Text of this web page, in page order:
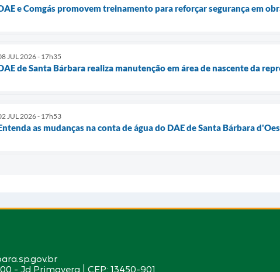
e Comgás promovem treinamento para reforçar segurança em
JUL 2026 - 17h35
de Santa Bárbara realiza manutenção em área de nascente da
JUL 2026 - 17h53
as mudanças na conta de água do DAE de Santa Bárbara
- Jd Primavera | CEP: 13450-901